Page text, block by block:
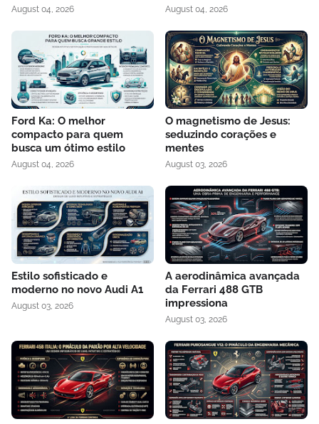
August 04, 2026 August 04, 2026
Ford Ka: O melhor
compacto para quem
busca um ótimo estilo
August 04, 2026
O magnetismo de Jesus:
seduzindo corações e
mentes
August 03, 2026
Estilo sofisticado e
moderno no novo Audi A1
August 03, 2026
A aerodinâmica avançada
da Ferrari 488 GTB
impressiona
August 03, 2026